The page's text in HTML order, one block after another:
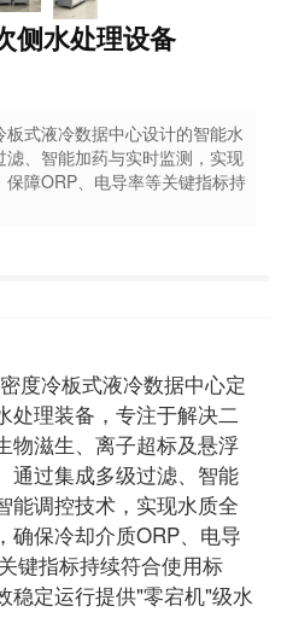
侧水处理设备
式液冷数据中心设计的智能水
、智能加药与实时监测，实现
障ORP、电导率等关键指标持
冷板式液冷数据中心定
处理装备，专注于解决二
物滋生、离子超标及悬浮
通过集成多级过滤、智能
能调控技术，实现水质全
确保冷却介质ORP、电导
键指标持续符合使用标
稳定运行提供"零宕机"级水